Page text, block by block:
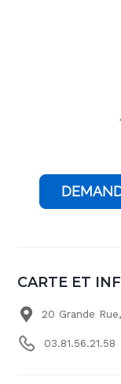
CARTE ET
20 Grande
03.81.56.21.58